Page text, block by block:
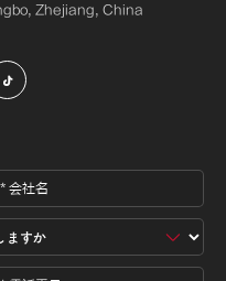
Zhejiang, China
